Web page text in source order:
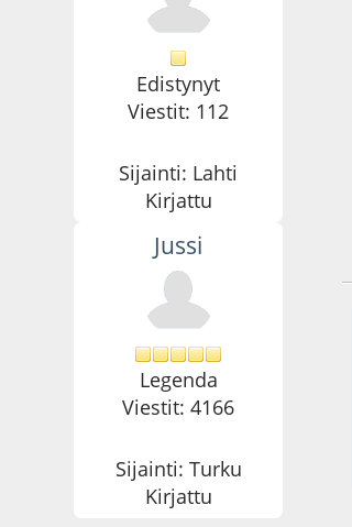
Edistynyt
Viestit: 112
Sijainti: Lahti
Kirjattu
Jussi
Legenda
Viestit: 4166
Sijainti: Turku
Kirjattu